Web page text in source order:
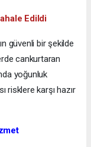
Edildi
güvenli bir şekilde
cankurtaran
yoğunluk
risklere karşı hazır